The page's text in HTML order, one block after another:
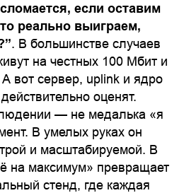
если оставим
реально выиграем,
. В большинстве случаев
на честных 100 Мбит и
вот сервер, uplink и ядро
оценят.
— не медалька «я
В умелых руках он
и масштабируемой. В
на максимум» превращает
стенд, где каждая